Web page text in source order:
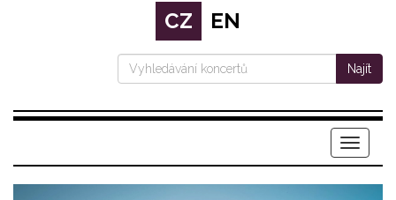
CZ EN
Najít
Menu